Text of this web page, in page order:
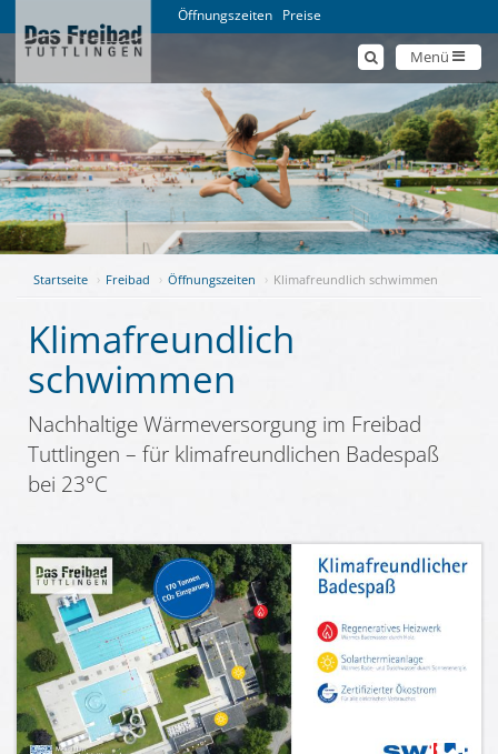
Öffnungszeiten Preise
Menü
Startseite Freibad Öffnungszeiten Klimafreundlich schwimmen
Klimafreundlich
schwimmen
Nachhaltige Wärmeversorgung im Freibad
Tuttlingen – für klimafreundlichen Badespaß
bei 23°C